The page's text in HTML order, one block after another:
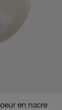
en nacre